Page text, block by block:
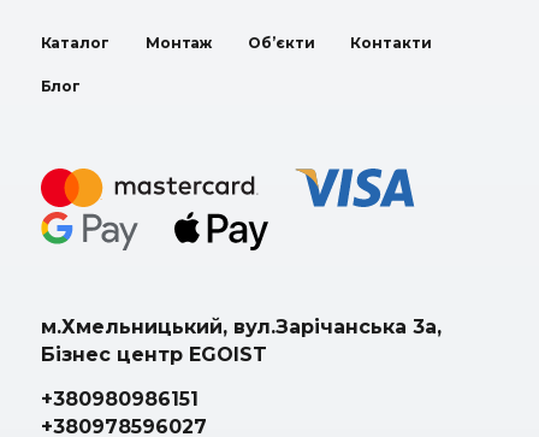
Каталог Монтаж Об’єкти Контакти
Блог
м.Хмельницький, вул.Зарічанська 3а,
Бізнес центр EGOIST
+380980986151
+380978596027